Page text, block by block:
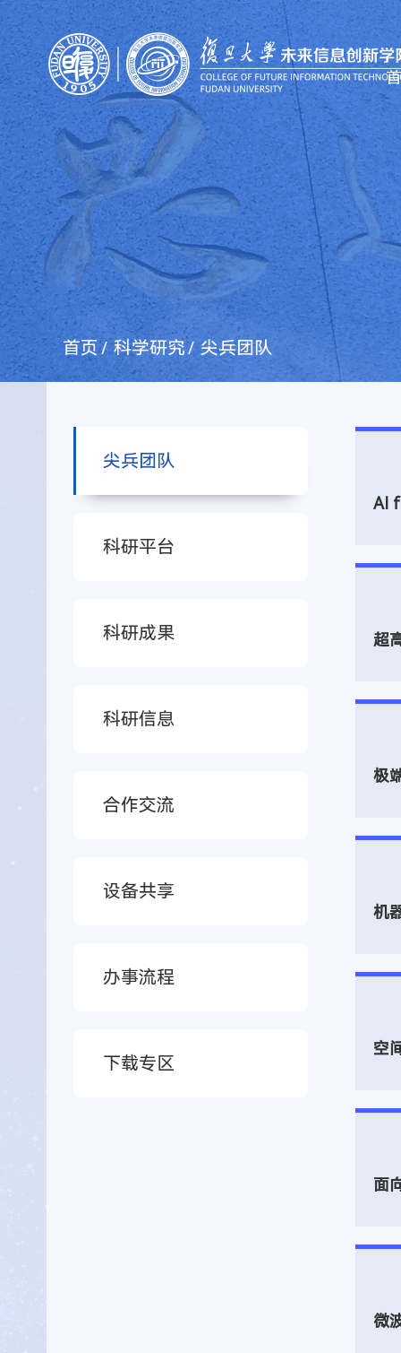
首页 / 科学研究/ 尖兵团队
尖兵团队
科研平台
科研成果
科研信息
合作交流
设备共享
办事流程
下载专区
AI
超
极
机
空
面
微